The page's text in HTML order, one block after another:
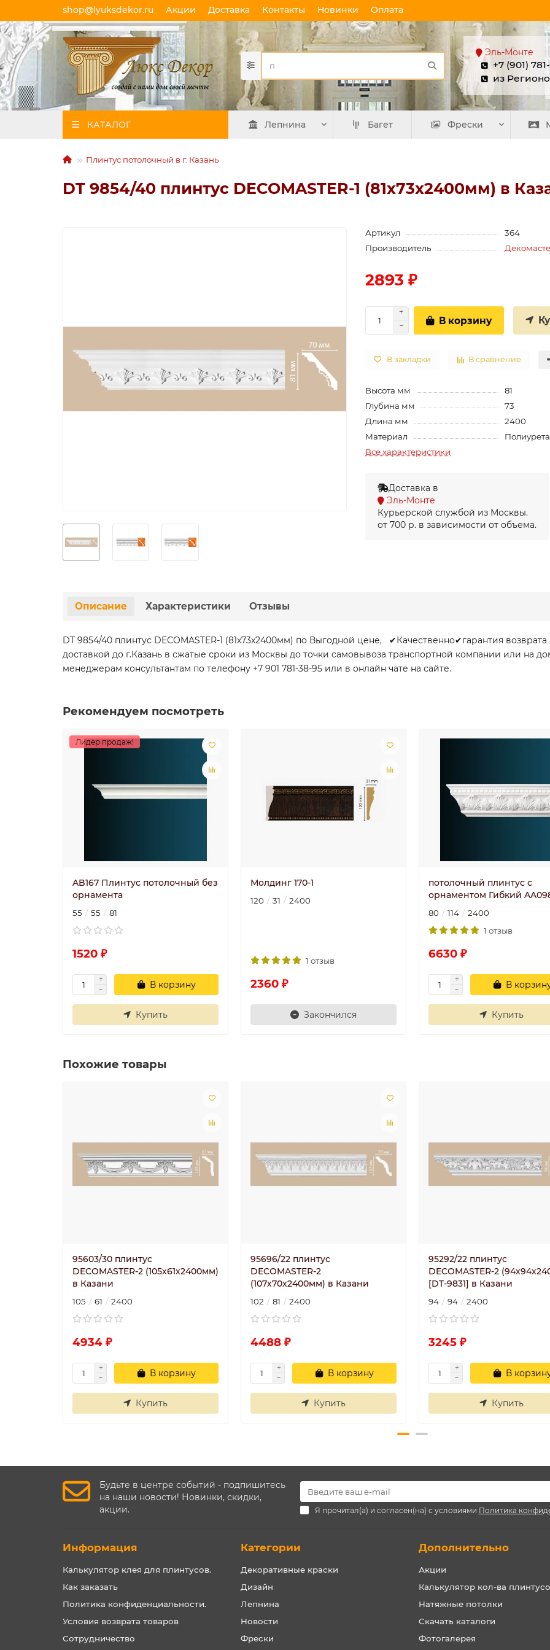
shop@lyuksdekor.ru Акции Доставка Контакты Новинки Оплата
Эль-Монте
+7 (901)
из
КАТАЛОГ Лепнина Багет Фрески
Плинтус потолочный в г. Казань
DT 9854/40 плинтус DECOMASTER-1 (81х73х2400мм) в
Артикул
364
Производитель
2893 ₽
В корзину
В закладки В сравнение
Высота мм
81
Глубина мм
73
Длина мм
2400
Материал
Все характеристики
Доставка в
Эль-Монте
Курьерской службой из Москвы.
от 700 р. в зависимости от объема.
Описание Характеристики Отзывы
DT 9854/40 плинтус DECOMASTER-1 (81х73х2400мм) по Выгодной цене, ✔Качественно✔гарантия
доставкой до г.Казань в сжатые сроки из Москвы до точки самовывоза транспортной компании или на
менеджерам консультантам по телефону +7 901 781-38-95 или в онлайн чате на сайте.
Рекомендуем посмотреть
Лидер продаж!
AB167 Плинтус потолочный без
орнамента
55 55 81
1520 ₽
В корзину
Купить
Молдинг 170-1
120 31 2400
1 отзыв
2360 ₽
Закончился
потолочный плинтус с
орнаментом Гибкий
80 114
2400
1 отзыв
6630 ₽
В
Купить
Похожие товары
95603/30 плинтус
DECOMASTER-2 (105х61х2400мм)
в Казани
105 61 2400
4934 ₽
В корзину
Купить
95696/22 плинтус
DECOMASTER-2
(107х70х2400мм) в Казани
102 81 2400
4488 ₽
В корзину
Купить
95292/22 плинтус
DECOMASTER-2
[DT-9831] в Казани
94 94 2400
3245 ₽
В
Купить
Будьте в центре событий - подпишитесь
на наши новости! Новинки, скидки,
акции.
Я прочитал(а) и согласен(на) с условиями Политика
Информация
Калькулятор клея для плинтусов.
Как заказать
Политика конфиденциальности.
Условия возврата товаров
Сотрудничество
Категории
Декоративные краски
Дизайн
Лепнина
Новости
Фрески
Дополнительно
Акции
Калькулятор кол-ва
Натяжные потолки
Скачать каталоги
Фотогалерея